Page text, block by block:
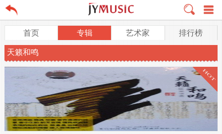
首页 专辑 艺术家 排行榜
天籁和鸣